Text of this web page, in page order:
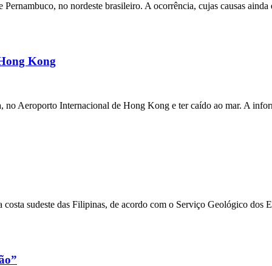
no nordeste brasileiro. A ocorrência, cujas causas
Kong
no Aeroporto Internacional de Hong Kong e ter caído ao mar. A
sudeste das Filipinas, de acordo com o Serviço Geológico